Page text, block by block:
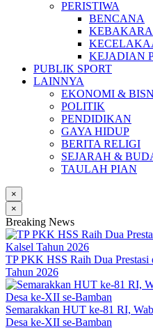
PERISTIWA
BENCANA
KEJADIAN
PUBLIK SPORT
LAINNYA
EKONOMI &
POLITIK
PENDIDIKAN
GAYA HIDUP
BERITA RELIGI
SEJARAH &
TAULAH PIAN
×
×
Breaking News
TP PKK HSS Raih Dua
Tahun 2026
Semarakkan HUT ke-81 RI,
Desa ke-XII se-Bamban